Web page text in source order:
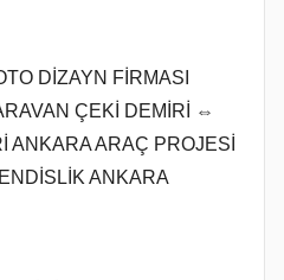
DİZAYN FİRMASI
ÇEKİ DEMİRİ ⇔
ANKARA ARAÇ PROJESİ
ANKARA